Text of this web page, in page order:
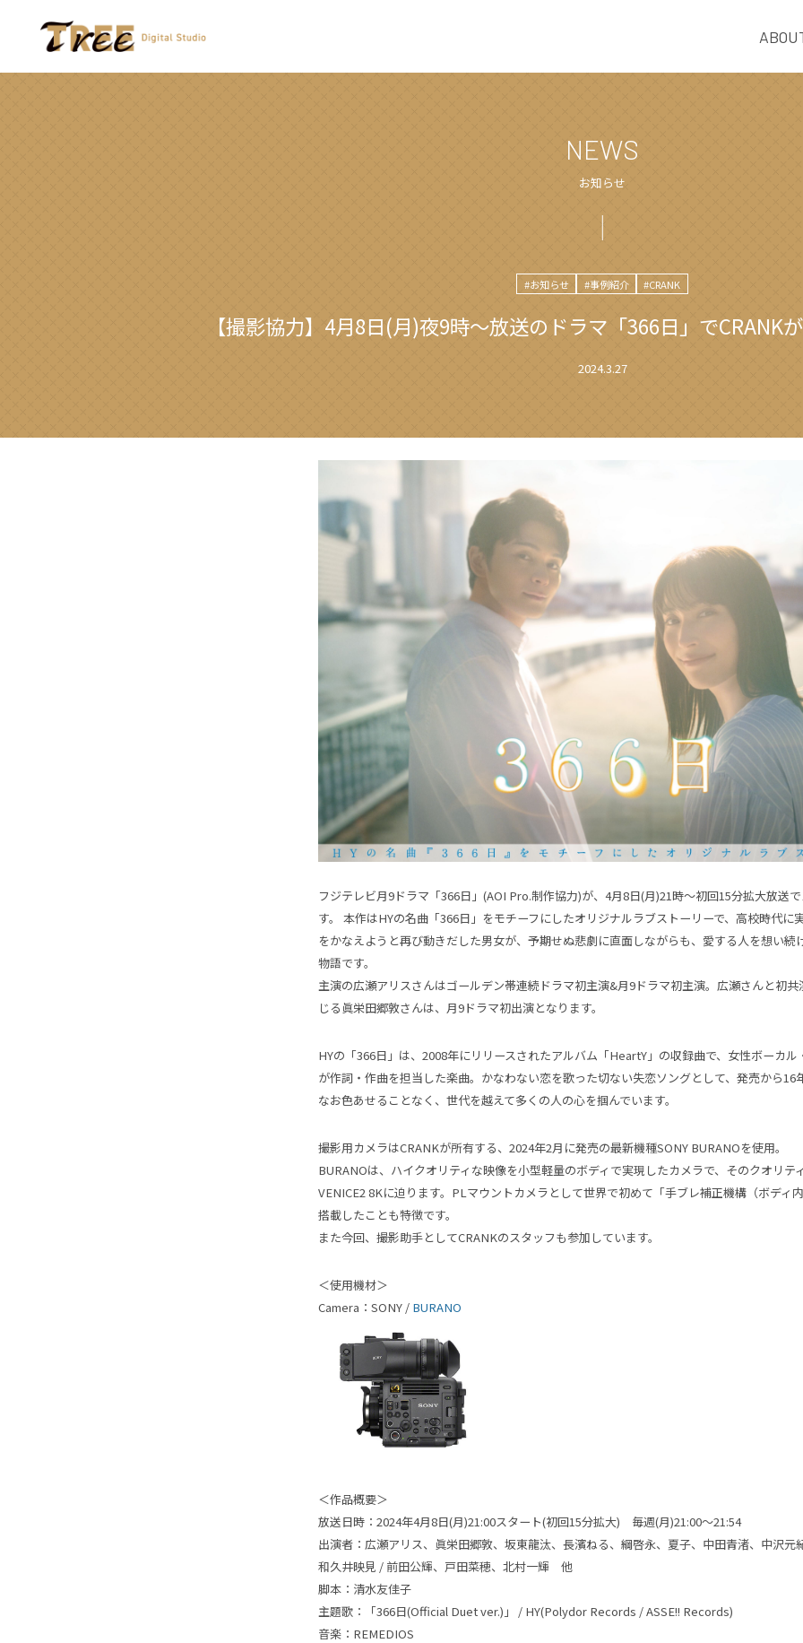
NEWS
お知らせ
#お知らせ #事例紹介 #CRANK
【撮影協力】4月8日(月)夜9時〜放送のドラマ「366日」でCRANK
2024.3.27
フジテレビ月9ドラマ「366日」(AOI Pro.制作協力)が、4月8日(月)21時～初回15分拡大放送
す。 本作はHYの名曲「366日」をモチーフにしたオリジナルラブストーリーで、高校時代に
をかなえようと再び動きだした男女が、予期せぬ悲劇に直面しながらも、愛する人を想い続
物語です。
主演の広瀬アリスさんはゴールデン帯連続ドラマ初主演&月9ドラマ初主演。広瀬さんと初共
じる眞栄田郷敦さんは、月9ドラマ初出演となります。
HYの「366日」は、2008年にリリースされたアルバム「HeartY」の収録曲で、女性ボーカル
が作詞・作曲を担当した楽曲。かなわない恋を歌った切ない失恋ソングとして、発売から16
なお色あせることなく、世代を越えて多くの人の心を掴んでいます。
撮影用カメラはCRANKが所有する、2024年2月に発売の最新機種SONY BURANOを使用。
BURANOは、ハイクオリティな映像を小型軽量のボディで実現したカメラで、そのクオリテ
VENICE2 8Kに迫ります。PLマウントカメラとして世界で初めて「手ブレ補正機構（ボディ
搭載したことも特徴です。
また今回、撮影助手としてCRANKのスタッフも参加しています。
＜使用機材＞
Camera ：SONY / BURANO
＜作品概要＞
放送日時： 2024年4月8日(月)21:00スタート(初回15分拡大) 毎週(月)21:00～21:54
出演者： 広瀬アリス、眞栄田郷敦、坂東龍汰、長濱ねる、綱啓永、夏子、中田青渚、中沢元
和久井映見 / 前田公輝、戸田菜穂、北村一輝 他
脚本： 清水友佳子
主題歌：「366日(Official Duet ver.)」 / HY(Polydor Records / ASSE!! Records)
音楽：REMEDIOS